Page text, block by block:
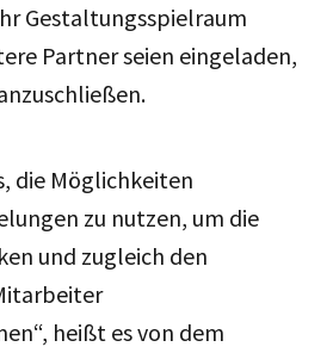
Gestaltungsspielraum
Partner seien eingeladen,
die Möglichkeiten
zu nutzen, um die
und zugleich den
heißt es von dem